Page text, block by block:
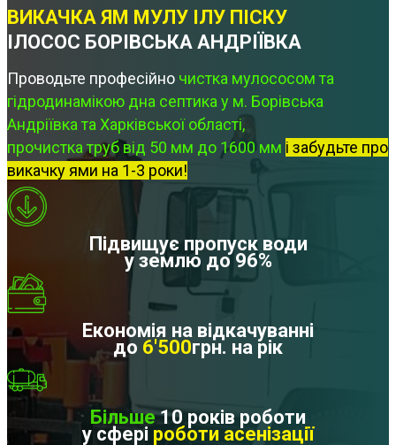
ВИКАЧКА ЯМ МУЛУ ІЛУ ПІСКУ
ІЛОСОС БОРІВСЬКА АНДРІЇВКА
Проводьте професійно чистка мулососом та
гідродинамікою дна септика у м. Борівська
Андріївка та Харківської області,
прочистка труб від 50 мм до 1600 мм і забудьте про
викачку ями на 1-3 роки!
Підвищує пропуск води
у землю до 96%
Економія на відкачуванні
до 6'500грн. на рік
Більше10 років роботи
у сфері роботи асенізації